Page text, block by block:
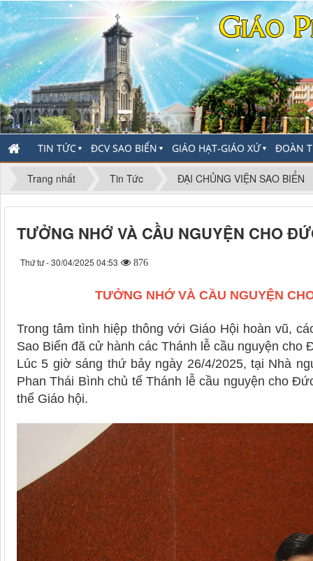
TIN TỨC ▼ ĐCV SAO BIỂN ▼ GIÁO HẠT-GIÁO XỨ▼ ĐOÀN
Trang nhất Tin Tức ĐẠI CHỦNG VIỆN SAO BIỂN
TƯỞNG NHỚ VÀ CẦU NGUYỆN CHO
Thứ tư - 30/04/2025 04:53 876
TƯỞNG NHỚ VÀ CẦU NGUYỆN
Trong tâm tình hiệp thông với Giáo Hội hoàn vũ,
Sao Biển đã cử hành các Thánh lễ cầu nguyện cho
Lúc 5 giờ sáng thứ bảy ngày 26/4/2025, tại Nhà
Phan Thái Bình chủ tế Thánh lễ cầu nguyện cho
thể Giáo hội.